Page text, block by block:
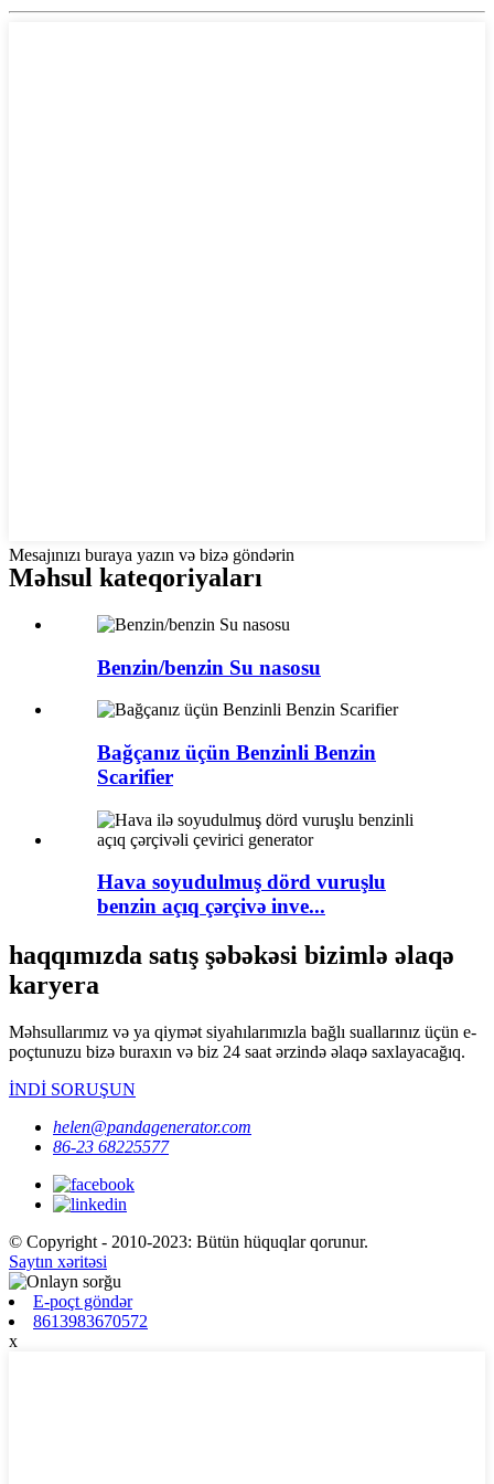
Mesajınızı buraya yazın və bizə göndərin
Məhsul kateqoriyaları
Benzin/benzin Su nasosu
Bağçanız üçün Benzinli Benzin
Scarifier
Hava soyudulmuş dörd vuruşlu
benzin açıq çərçivə inve...
haqqımızda satış şəbəkəsi bizimlə əlaqə
karyera
Məhsullarımız və ya qiymət siyahılarımızla bağlı suallarınız üçün e-
poçtunuzu bizə buraxın və biz 24 saat ərzində əlaqə saxlayacağıq.
İNDİ SORUŞUN
helen@pandagenerator.com
86-23 68225577
© Copyright - 2010-2023: Bütün hüquqlar qorunur.
Saytın xəritəsi
E-poçt göndər
8613983670572
x